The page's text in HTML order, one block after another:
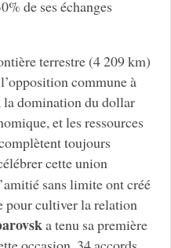
de ses échanges
terrestre (4 209 km)
commune à
la domination du dollar
et les ressources
toujours
cette union
sans limite ont créé
pour cultiver la relation
a tenu sa première